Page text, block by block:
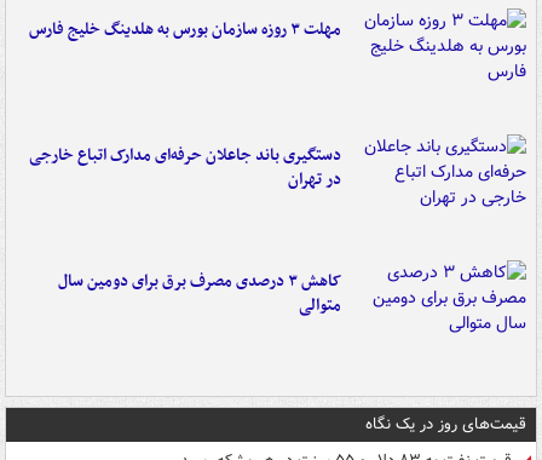
مهلت ۳ روزه سازمان بورس به هلدینگ خلیج فارس
دستگیری باند جاعلان حرفه‌ای مدارک اتباع خارجی
در تهران
کاهش ۳ درصدی مصرف برق برای دومین سال
متوالی
قیمت‌های روز در یک نگاه